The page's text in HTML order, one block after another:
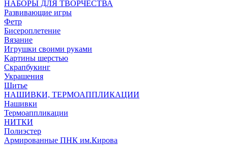
НАБОРЫ ДЛЯ ТВОРЧЕСТВА
Развивающие игры
Фетр
Бисероплетение
Вязание
Игрушки своими руками
Картины шерстью
Скрапбукинг
Украшения
Шитье
НАШИВКИ, ТЕРМОАППЛИКАЦИИ
Нашивки
Термоаппликации
НИТКИ
Полиэстер
Армированные ПНК им.Кирова